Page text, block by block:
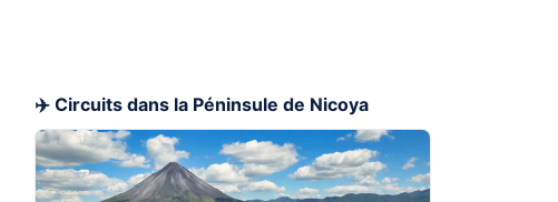
✈️ Circuits dans la Péninsule de Nicoya